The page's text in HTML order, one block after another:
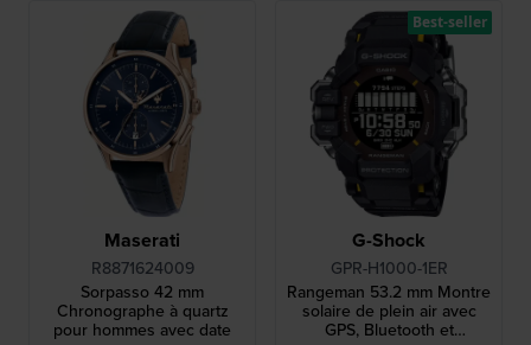
Maserati
R8871624009
Sorpasso 42 mm
Chronographe à quartz
pour hommes avec date
G-Shock
GPR-H1000-1ER
Rangeman 53.2 mm Montre
solaire de plein air avec
GPS, Bluetooth et
Best-seller